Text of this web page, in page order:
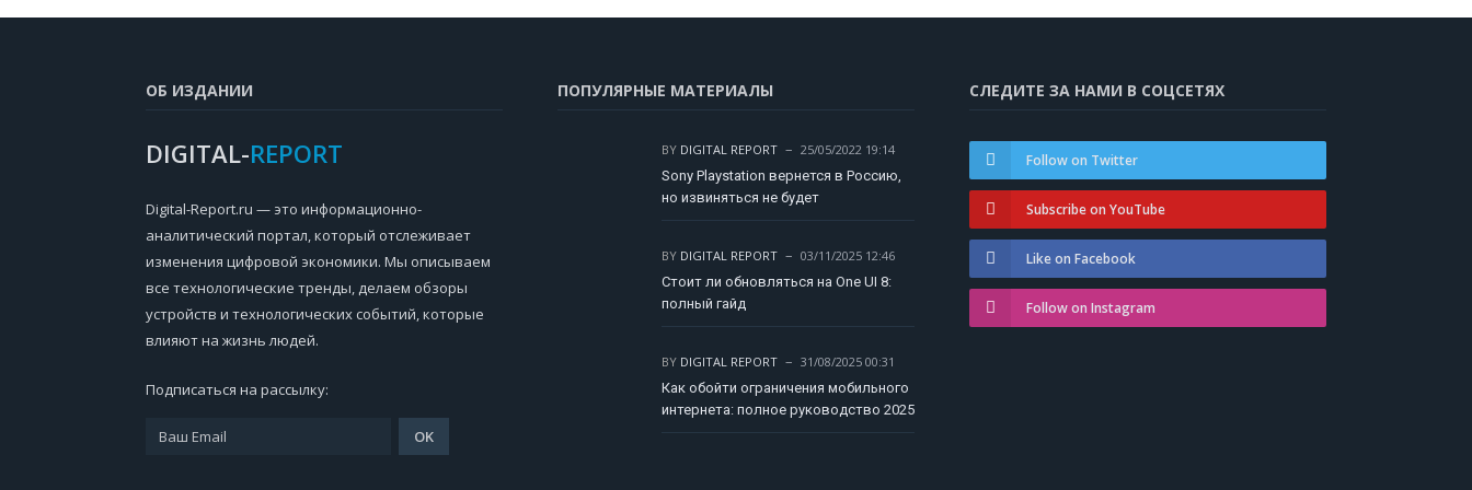
ОБ ИЗДАНИИ
DIGITAL-REPORT
Digital-Report.ru — это информационно-
аналитический портал, который отслеживает
изменения цифровой экономики. Мы описываем
все технологические тренды, делаем обзоры
устройств и технологических событий, которые
влияют на жизнь людей.
Подписаться на рассылку:
ПОПУЛЯРНЫЕ МАТЕРИАЛЫ
BY DIGITAL REPORT
25/05/2022 19:14
Sony Playstation вернется в Россию,
но извиняться не будет
BY DIGITAL REPORT
03/11/2025 12:46
Стоит ли обновляться на One UI 8:
полный гайд
BY DIGITAL REPORT
31/08/2025 00:31
Как обойти ограничения мобильного
интернета: полное руководство 2025
СЛЕДИТЕ ЗА НАМИ В СОЦСЕТЯХ
Follow on Twitter
Subscribe on YouTube
Like on Facebook
Follow on Instagram